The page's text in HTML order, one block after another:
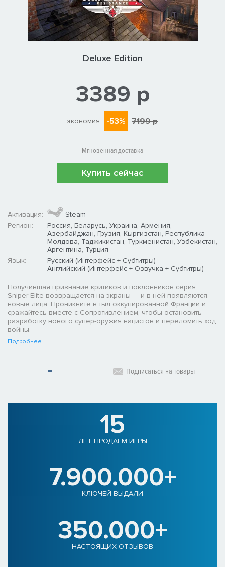
Deluxe Edition
3389 р
экономия -53% 7199 р
Мгновенная доставка
Купить сейчас
Активация:
Steam
Регион:
Россия, Беларусь, Украина, Армения,
Азербайджан, Грузия, Кыргизстан, Республика
Молдова, Таджикистан, Туркменистан, Узбекистан,
Аргентина, Турция
Язык:
Русский (Интерфейс + Субтитры)
Английский (Интерфейс + Озвучка + Субтитры)
Получившая признание критиков и поклонников серия
Sniper Elite возвращается на экраны — и в ней появляются
новые лица. Проникните в тыл оккупированной Франции и
сражайтесь вместе с Сопротивлением, чтобы остановить
разработку нового супер-оружия нацистов и переломить ход
войны.
Подробнее
Подписаться на товары
15
ЛЕТ ПРОДАЕМ ИГРЫ
7.900.000+
КЛЮЧЕЙ ВЫДАЛИ
350.000+
НАСТОЯЩИХ ОТЗЫВОВ